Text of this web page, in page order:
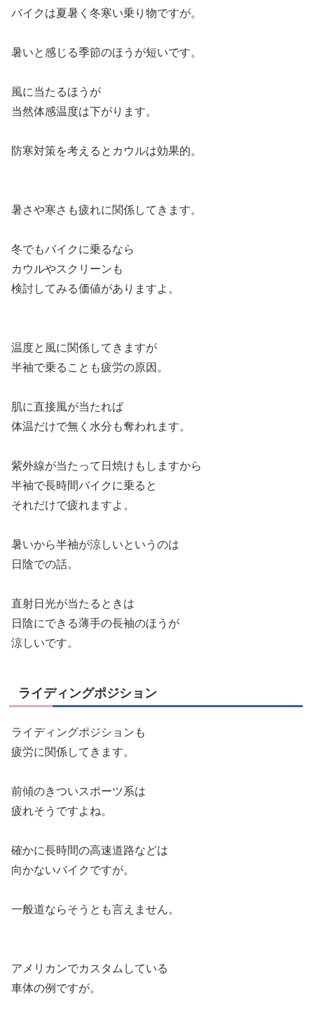
バイクは夏暑く冬寒い乗り物ですが。
暑いと感じる季節のほうが短いです。
風に当たるほうが
当然体感温度は下がります。
防寒対策を考えるとカウルは効果的。
暑さや寒さも疲れに関係してきます。
冬でもバイクに乗るなら
カウルやスクリーンも
検討してみる価値がありますよ。
温度と風に関係してきますが
半袖で乗ることも疲労の原因。
肌に直接風が当たれば
体温だけで無く水分も奪われます。
紫外線が当たって日焼けもしますから
半袖で長時間バイクに乗ると
それだけで疲れますよ。
暑いから半袖が涼しいというのは
日陰での話。
直射日光が当たるときは
日陰にできる薄手の長袖のほうが
涼しいです。
ライディングポジション
ライディングポジションも
疲労に関係してきます。
前傾のきついスポーツ系は
疲れそうですよね。
確かに長時間の高速道路などは
向かないバイクですが。
一般道ならそうとも言えません。
アメリカンでカスタムしている
車体の例ですが。